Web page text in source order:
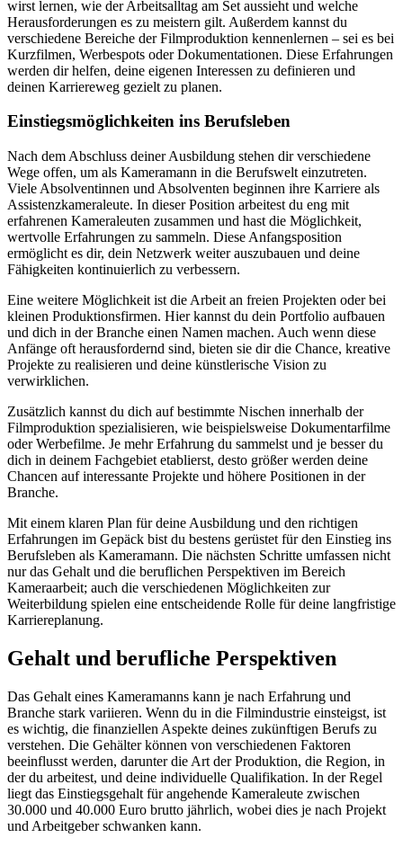
wirst lernen, wie der Arbeitsalltag am Set aussieht und welche
Herausforderungen es zu meistern gilt. Außerdem kannst du
verschiedene Bereiche der Filmproduktion kennenlernen – sei es bei
Kurzfilmen, Werbespots oder Dokumentationen. Diese Erfahrungen
werden dir helfen, deine eigenen Interessen zu definieren und
deinen Karriereweg gezielt zu planen.
Einstiegsmöglichkeiten ins Berufsleben
Nach dem Abschluss deiner Ausbildung stehen dir verschiedene
Wege offen, um als Kameramann in die Berufswelt einzutreten.
Viele Absolventinnen und Absolventen beginnen ihre Karriere als
Assistenzkameraleute. In dieser Position arbeitest du eng mit
erfahrenen Kameraleuten zusammen und hast die Möglichkeit,
wertvolle Erfahrungen zu sammeln. Diese Anfangsposition
ermöglicht es dir, dein Netzwerk weiter auszubauen und deine
Fähigkeiten kontinuierlich zu verbessern.
Eine weitere Möglichkeit ist die Arbeit an freien Projekten oder bei
kleinen Produktionsfirmen. Hier kannst du dein Portfolio aufbauen
und dich in der Branche einen Namen machen. Auch wenn diese
Anfänge oft herausfordernd sind, bieten sie dir die Chance, kreative
Projekte zu realisieren und deine künstlerische Vision zu
verwirklichen.
Zusätzlich kannst du dich auf bestimmte Nischen innerhalb der
Filmproduktion spezialisieren, wie beispielsweise Dokumentarfilme
oder Werbefilme. Je mehr Erfahrung du sammelst und je besser du
dich in deinem Fachgebiet etablierst, desto größer werden deine
Chancen auf interessante Projekte und höhere Positionen in der
Branche.
Mit einem klaren Plan für deine Ausbildung und den richtigen
Erfahrungen im Gepäck bist du bestens gerüstet für den Einstieg ins
Berufsleben als Kameramann. Die nächsten Schritte umfassen nicht
nur das Gehalt und die beruflichen Perspektiven im Bereich
Kameraarbeit; auch die verschiedenen Möglichkeiten zur
Weiterbildung spielen eine entscheidende Rolle für deine langfristige
Karriereplanung.
Gehalt und berufliche Perspektiven
Das Gehalt eines Kameramanns kann je nach Erfahrung und
Branche stark variieren. Wenn du in die Filmindustrie einsteigst, ist
es wichtig, die finanziellen Aspekte deines zukünftigen Berufs zu
verstehen. Die Gehälter können von verschiedenen Faktoren
beeinflusst werden, darunter die Art der Produktion, die Region, in
der du arbeitest, und deine individuelle Qualifikation. In der Regel
liegt das Einstiegsgehalt für angehende Kameraleute zwischen
30.000 und 40.000 Euro brutto jährlich, wobei dies je nach Projekt
und Arbeitgeber schwanken kann.